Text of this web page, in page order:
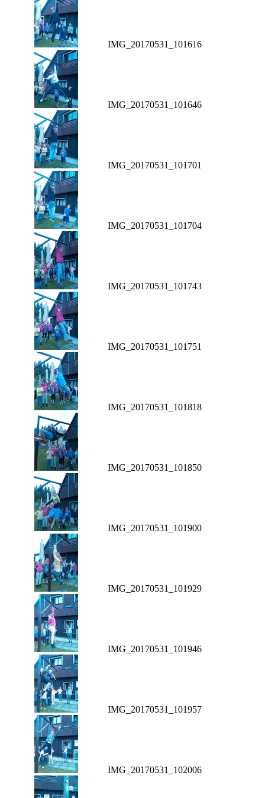
IMG_20170531_101616
IMG_20170531_101646
IMG_20170531_101701
IMG_20170531_101704
IMG_20170531_101743
IMG_20170531_101751
IMG_20170531_101818
IMG_20170531_101850
IMG_20170531_101900
IMG_20170531_101929
IMG_20170531_101946
IMG_20170531_101957
IMG_20170531_102006